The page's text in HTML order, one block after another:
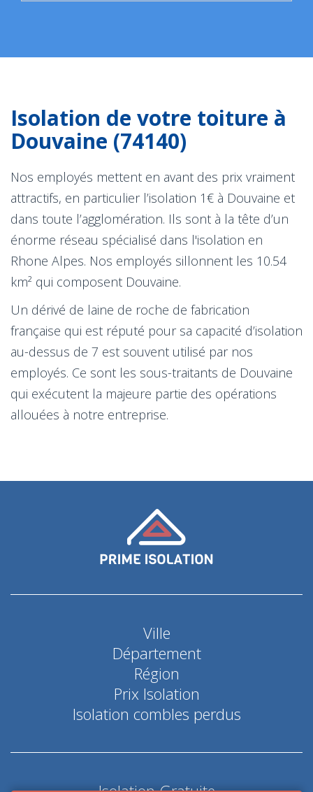
Isolation de votre toiture à
Douvaine (74140)
Nos employés mettent en avant des prix vraiment
attractifs, en particulier l’isolation 1€ à Douvaine et
dans toute l’agglomération. Ils sont à la tête d’un
énorme réseau spécialisé dans l'isolation en
Rhone Alpes. Nos employés sillonnent les 10.54
km² qui composent Douvaine.
Un dérivé de laine de roche de fabrication
française qui est réputé pour sa capacité d’isolation
au-dessus de 7 est souvent utilisé par nos
employés. Ce sont les sous-traitants de Douvaine
qui exécutent la majeure partie des opérations
allouées à notre entreprise.
Ville
Département
Région
Prix Isolation
Isolation combles perdus